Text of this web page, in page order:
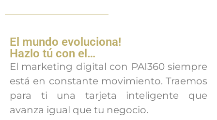
El mundo evoluciona!
Hazlo tú con el…
El marketing digital con PAI360 siempre
está en constante movimiento. Traemos
para ti una tarjeta inteligente que
avanza igual que tu negocio.